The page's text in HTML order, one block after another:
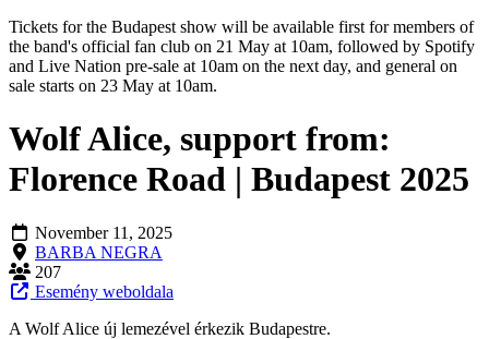
Tickets for the Budapest show will be available first for members of
the band's official fan club on 21 May at 10am, followed by Spotify
and Live Nation pre-sale at 10am on the next day, and general on
sale starts on 23 May at 10am.
Wolf Alice, support from:
Florence Road | Budapest 2025
November 11, 2025
BARBA NEGRA
207
Esemény weboldala
A Wolf Alice új lemezével érkezik Budapestre.